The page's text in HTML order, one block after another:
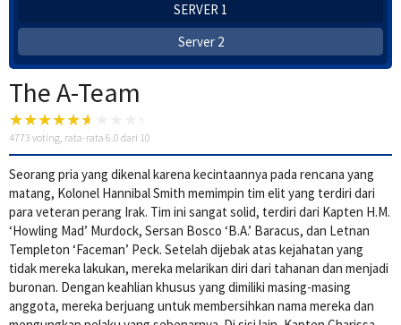
SERVER 1
Server 2
The A-Team
4773 voting, rata-rata 6.0 dari 10
Seorang pria yang dikenal karena kecintaannya pada rencana yang
matang, Kolonel Hannibal Smith memimpin tim elit yang terdiri dari
para veteran perang Irak. Tim ini sangat solid, terdiri dari Kapten H.M.
‘Howling Mad’ Murdock, Sersan Bosco ‘B.A.’ Baracus, dan Letnan
Templeton ‘Faceman’ Peck. Setelah dijebak atas kejahatan yang
tidak mereka lakukan, mereka melarikan diri dari tahanan dan menjadi
buronan. Dengan keahlian khusus yang dimiliki masing-masing
anggota, mereka berjuang untuk membersihkan nama mereka dan